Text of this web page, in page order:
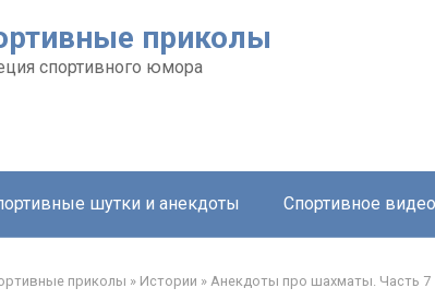
приколы
спортивного юмора
шутки и анекдоты Спортивное видео
приколы » Истории » Анекдоты про шахматы. Часть 7